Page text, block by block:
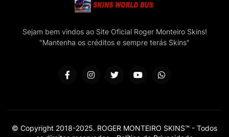
Sejam bem vindos ao Site Oficial Roger Monteiro Skins!
"Mantenha os créditos e sempre terás Skins"
© Copyright 2018-2025. ROGER MONTEIRO SKINS™ - Todos